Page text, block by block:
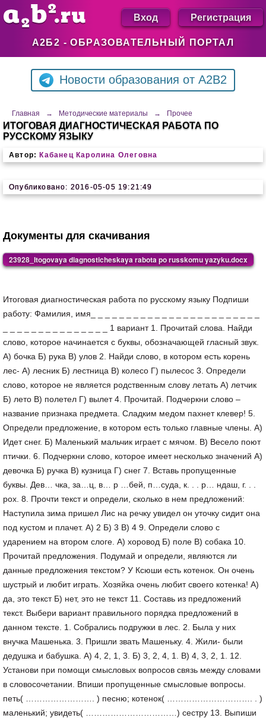
А2Б2 - ОБРАЗОВАТЕЛЬНЫЙ ПОРТАЛ
Вход Регистрация
Новости образования от A2B2
Главная → Методические материалы → Прочее
ИТОГОВАЯ ДИАГНОСТИЧЕСКАЯ РАБОТА ПО
РУССКОМУ ЯЗЫКУ
Автор: Кабанец Каролина Олеговна
Опубликовано: 2016-05-05 19:21:49
Документы для скачивания
23928_Itogovaya diagnosticheskaya rabota po russkomu yazyku.docx
Итоговая диагностическая работа по русскому языку Подпиши
работу: Фамилия, имя_ _ _ _ _ _ _ _ _ _ _ _ _ _ _ _ _ _ _ _ _ _ _ _
_ _ _ _ _ _ _ _ _ _ _ _ _ _ _ 1 вариант 1. Прочитай слова. Найди
слово, которое начинается с буквы, обозначающей гласный звук.
А) бочка Б) рука В) улов 2. Найди слово, в котором есть корень
лес- А) лесник Б) лестница В) колесо Г) пылесос 3. Определи
слово, которое не является родственным слову летать А) летчик
Б) лето В) полетел Г) вылет 4. Прочитай. Подчеркни слово –
название признака предмета. Сладким медом пахнет клевер! 5.
Определи предложение, в котором есть только главные члены. А)
Идет снег. Б) Маленький мальчик играет с мячом. В) Весело поют
птички. 6. Подчеркни слово, которое имеет несколько значений А)
девочка Б) ручка В) кузница Г) снег 7. Вставь пропущенные
буквы. Дев… чка, за…ц, в… р …бей, п…суда, к. . . р… ндаш, г. . .
рох. 8. Прочти текст и определи, сколько в нем предложений:
Наступила зима пришел Лис на речку увидел он уточку сидит она
под кустом и плачет. А) 2 Б) 3 В) 4 9. Определи слово с
ударением на втором слоге. А) хоровод Б) поле В) собака 10.
Прочитай предложения. Подумай и определи, являются ли
данные предложения текстом? У Ксюши есть котенок. Он очень
шустрый и любит играть. Хозяйка очень любит своего котенка! А)
да, это текст Б) нет, это не текст 11. Составь из предложений
текст. Выбери вариант правильного порядка предложений в
данном тексте. 1. Собрались подружки в лес. 2. Была у них
внучка Машенька. 3. Пришли звать Машеньку. 4. Жили- были
дедушка и бабушка. А) 4, 2, 1, 3. Б) 3, 2, 4, 1. В) 4, 3, 2, 1. 12.
Установи при помощи смысловых вопросов связь между словами
в словосочетании. Впиши пропущенные смысловые вопросы.
петь( ……………………. ) песню; котенок( …………………………. . )
маленький; увидеть( ……………………………) сестру 13. Выпиши